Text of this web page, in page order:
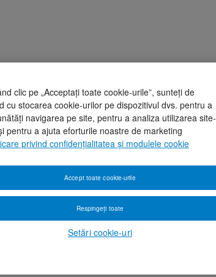
clic pe „Acceptați toate cookie-urile”, sunteți de
cu stocarea cookie-urilor pe dispozitivul dvs. pentru a
navigarea pe site, pentru a analiza utilizarea site-
pentru a ajuta eforturile noastre de marketing
privind confidențialitatea și modulele cookie
Setări cookie-uri
Respingeți toate
Accept toate cookie-urile